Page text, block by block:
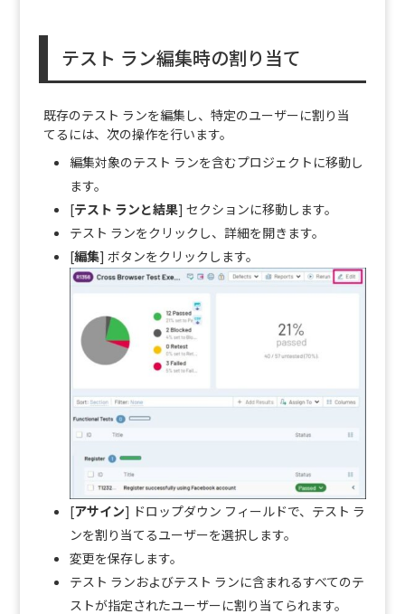
テスト ラン編集時の割り当て
既存のテスト ランを編集し、特定のユーザーに割り当
てるには、次の操作を行います。
編集対象のテスト ランを含むプロジェクトに移動し
ます。
[テスト ランと結果] セクションに移動します。
テスト ランをクリックし、詳細を開きます。
[編集] ボタンをクリックします。
[アサイン] ドロップダウン フィールドで、テスト ラ
ンを割り当てるユーザーを選択します。
変更を保存します。
テスト ランおよびテスト ランに含まれるすべてのテ
ストが指定されたユーザーに割り当てられます。